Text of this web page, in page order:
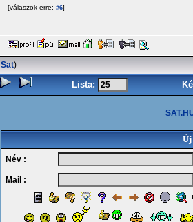
[válaszok erre: #6]
Sat)
Lista:
Új
Név :
Mail :